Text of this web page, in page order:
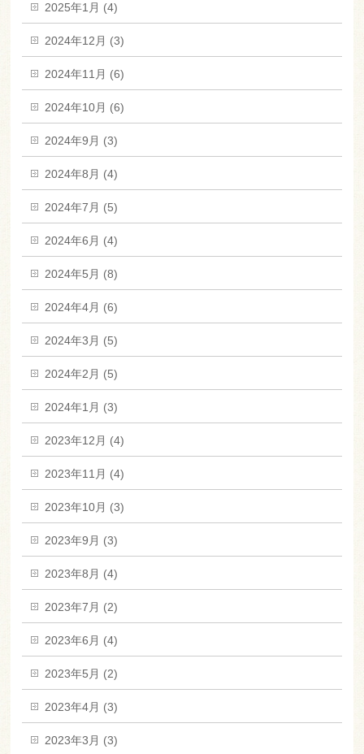
2025年1月 (4)
2024年12月 (3)
2024年11月 (6)
2024年10月 (6)
2024年9月 (3)
2024年8月 (4)
2024年7月 (5)
2024年6月 (4)
2024年5月 (8)
2024年4月 (6)
2024年3月 (5)
2024年2月 (5)
2024年1月 (3)
2023年12月 (4)
2023年11月 (4)
2023年10月 (3)
2023年9月 (3)
2023年8月 (4)
2023年7月 (2)
2023年6月 (4)
2023年5月 (2)
2023年4月 (3)
2023年3月 (3)